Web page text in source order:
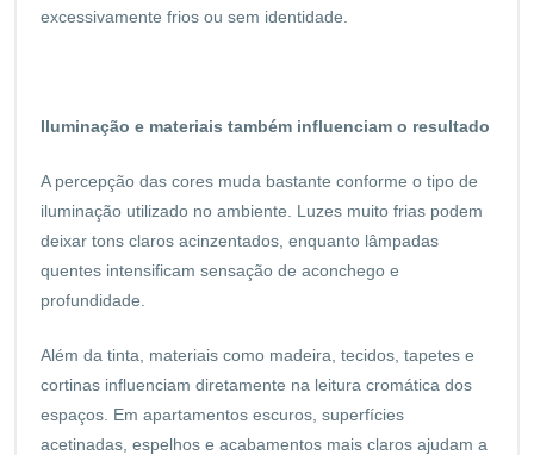
excessivamente frios ou sem identidade.
Iluminação e materiais também influenciam o resultado
A percepção das cores muda bastante conforme o tipo de
iluminação utilizado no ambiente. Luzes muito frias podem
deixar tons claros acinzentados, enquanto lâmpadas
quentes intensificam sensação de aconchego e
profundidade.
Além da tinta, materiais como madeira, tecidos, tapetes e
cortinas influenciam diretamente na leitura cromática dos
espaços. Em apartamentos escuros, superfícies
acetinadas, espelhos e acabamentos mais claros ajudam a